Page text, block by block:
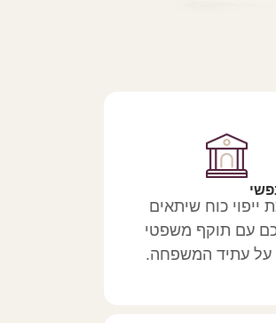
ייפוי כוח שיתאים
עם תוקף משפטי
על עתיד המשפחה.